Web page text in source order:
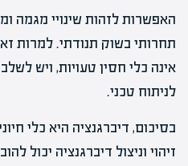
האפשרות לזהות שינויי מגמה
תחרותי בשוק תנודתי. למרות
אינה כלי חסין טעויות, ויש
לניתוח טכני.
בסיכום, דיברגנציה היא כלי
זיהוי וניצול דיברגנציה יכול